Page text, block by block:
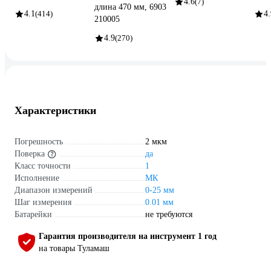
4.1 (414)
длина 470 мм, 6903
210005
4.9(270)
Характеристики
Погрешность
2 мкм
Поверка
да
Класс точности
1
Исполнение
МК
Диапазон измерений
0-25 мм
Шаг измерения
0.01 мм
Батарейки
не требуются
Гарантия производителя на инструмент 1 год
на товары Туламаш